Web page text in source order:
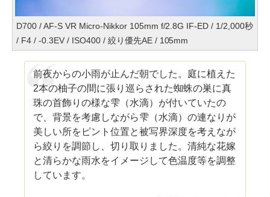
D700 / AF-S VR Micro-Nikkor 105mm f/2.8G IF-ED / 1/2,000秒
/ F4 / -0.3EV / ISO400 / 絞り優先AE / 105mm
前夜からの小雨が止んだ朝でした。庭に植えた
2本の柚子の間に張り巡らされた蜘蛛の巣に真
珠の首飾りの様な雫（水滴）が付いていたの
で、背景を考慮しながら雫（水滴）の連なりが
美しい所をピント位置と被写界深度を考えなが
ら絞りを調節し、切り取りました。清純な花嫁
と清らかな雨水をイメージして色温度等を調整
しています。